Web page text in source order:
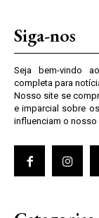
Siga-nos
Seja bem-vindo
completa para
Nosso site se
e imparcial sobre
influenciam o nosso